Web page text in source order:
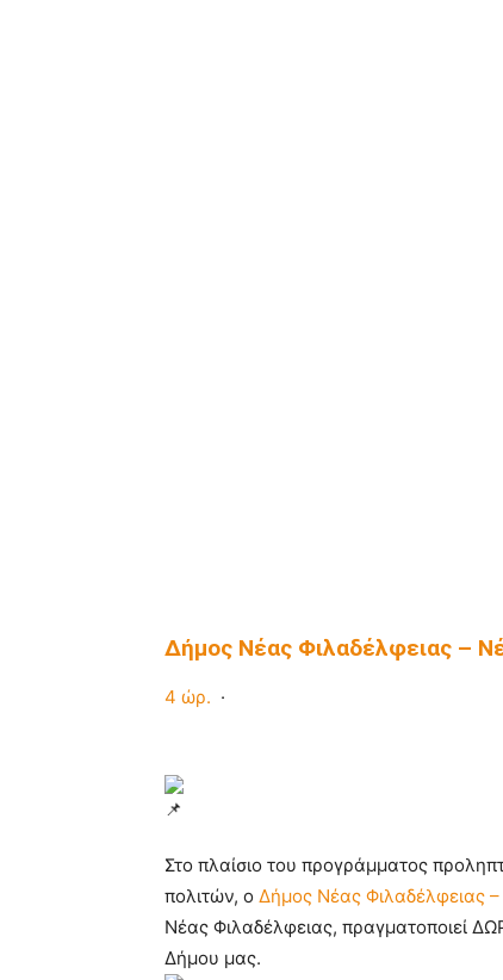
Δήμος Νέας Φιλαδέλφειας –
4 ώρ. ·
Στο πλαίσιο του προγράμματος
πολιτών, ο Δήμος Νέας Φιλαδέλφειας
Νέας Φιλαδέλφειας, πραγματοποιεί
Δήμου μας.